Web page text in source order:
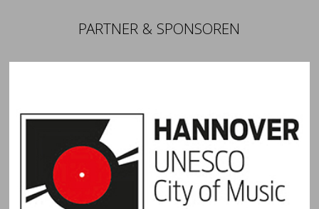
PARTNER & SPONSOREN